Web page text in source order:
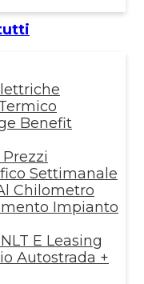
Benefit
Settimanale
Chilometro
Impianto
E Leasing
Autostrada +